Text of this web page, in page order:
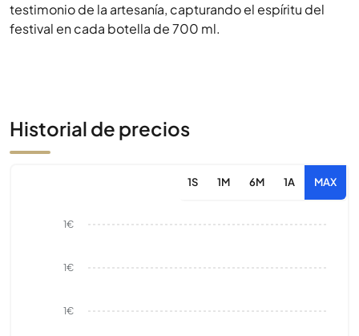
testimonio de la artesanía, capturando el espíritu del
festival en cada botella de 700 ml.
Historial de precios
1S 1M 6M 1A MAX
1€
1€
1€